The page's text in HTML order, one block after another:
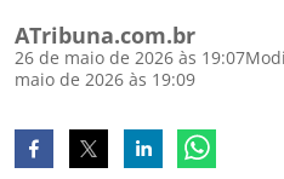
ATribuna.com.br
26 de maio de 2026 às 19:07
maio de 2026 às 19:09